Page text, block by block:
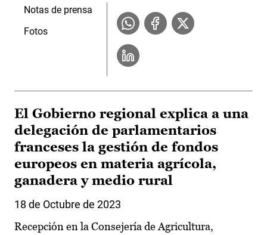
Notas de prensa
Fotos
El Gobierno regional explica a una
delegación de parlamentarios
franceses la gestión de fondos
europeos en materia agrícola,
ganadera y medio rural
18 de Octubre de 2023
Recepción en la Consejería de Agricultura,